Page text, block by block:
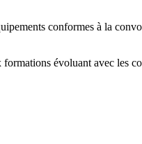
conformes à la
évoluant avec les